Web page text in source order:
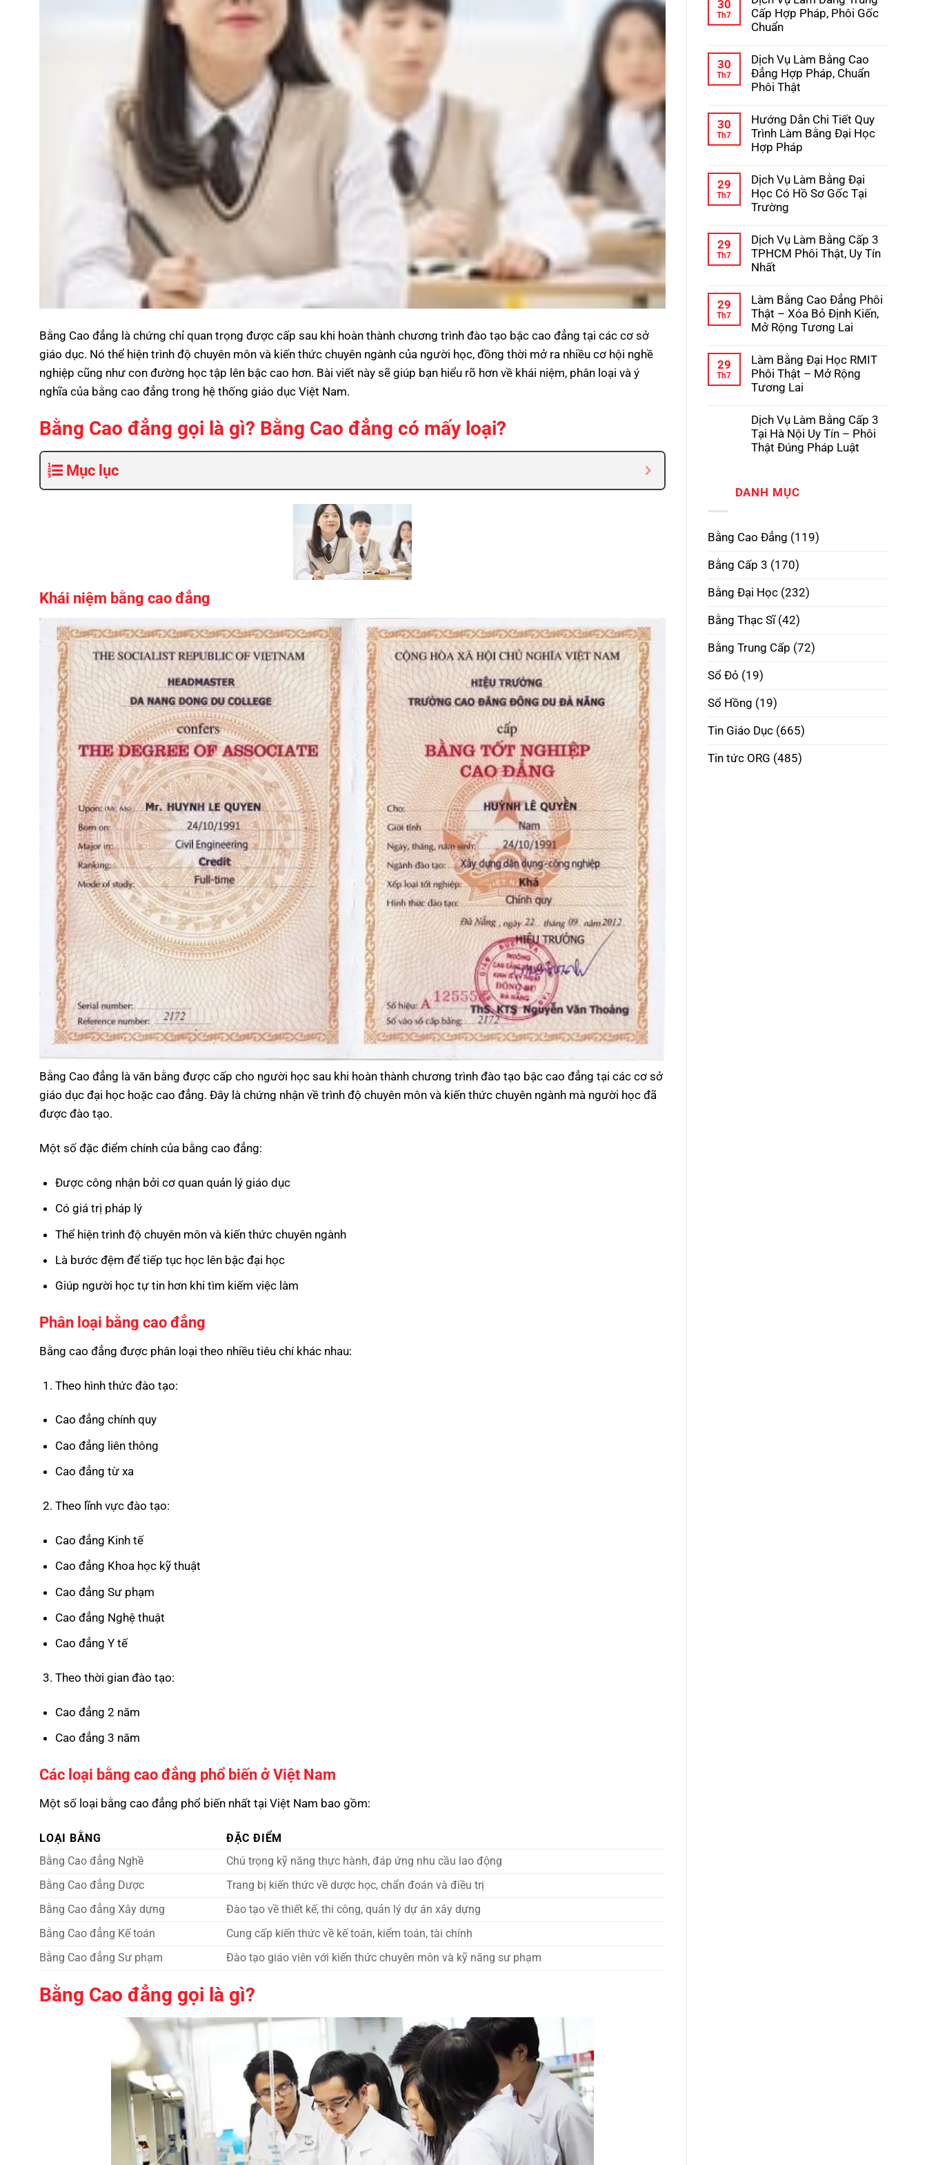
Bằng Cao đẳng là chứng chỉ quan trọng được cấp sau khi hoàn thành chương trình đào tạo bậc cao đẳng tại các cơ sở
giáo dục. Nó thể hiện trình độ chuyên môn và kiến thức chuyên ngành của người học, đồng thời mở ra nhiều cơ hội nghề
nghiệp cũng như con đường học tập lên bậc cao hơn. Bài viết này sẽ giúp bạn hiểu rõ hơn về khái niệm, phân loại và ý
nghĩa của bằng cao đẳng trong hệ thống giáo dục Việt Nam.
Bằng Cao đẳng gọi là gì? Bằng Cao đẳng có mấy loại?
Mục lục
Khái niệm bằng cao đẳng
Bằng Cao đẳng là văn bằng được cấp cho người học sau khi hoàn thành chương trình đào tạo bậc cao đẳng tại các cơ sở
giáo dục đại học hoặc cao đẳng. Đây là chứng nhận về trình độ chuyên môn và kiến thức chuyên ngành mà người học đã
được đào tạo.
Một số đặc điểm chính của bằng cao đẳng:
Được công nhận bởi cơ quan quản lý giáo dục
Có giá trị pháp lý
Thể hiện trình độ chuyên môn và kiến thức chuyên ngành
Là bước đệm để tiếp tục học lên bậc đại học
Giúp người học tự tin hơn khi tìm kiếm việc làm
Phân loại bằng cao đẳng
Bằng cao đẳng được phân loại theo nhiều tiêu chí khác nhau:
Theo hình thức đào tạo:
Cao đẳng chính quy
Cao đẳng liên thông
Cao đẳng từ xa
Theo lĩnh vực đào tạo:
Cao đẳng Kinh tế
Cao đẳng Khoa học kỹ thuật
Cao đẳng Sư phạm
Cao đẳng Nghệ thuật
Cao đẳng Y tế
Theo thời gian đào tạo:
Cao đẳng 2 năm
Cao đẳng 3 năm
Các loại bằng cao đẳng phổ biến ở Việt Nam
Một số loại bằng cao đẳng phổ biến nhất tại Việt Nam bao gồm:
LOẠI BẰNG
ĐẶC ĐIỂM
Bằng Cao đẳng Nghề
Chú trọng kỹ năng thực hành, đáp ứng nhu cầu lao động
Bằng Cao đẳng Dược
Trang bị kiến thức về dược học, chẩn đoán và điều trị
Bằng Cao đẳng Xây dựng
Đào tạo về thiết kế, thi công, quản lý dự án xây dựng
Bằng Cao đẳng Kế toán
Cung cấp kiến thức về kế toán, kiểm toán, tài chính
Bằng Cao đẳng Sư phạm
Đào tạo giáo viên với kiến thức chuyên môn và kỹ năng sư phạm
Bằng Cao đẳng gọi là gì?
Học
–
Kinh
Lừa
Đảo
luận
ở
Hướng
Tiết
Quy
Trình
Làm
3
Hợp
Pháp
30
Th7
Cấp Hợp Pháp, Phôi Gốc
Chuẩn
bình
luận
ở
Dịch
Bằng
Trung
Cấp
Hợp
Gốc
Chuẩn
30
Th7
Dịch Vụ Làm Bằng Cao
Đẳng Hợp Pháp, Chuẩn
Phôi Thật
bình
luận
ở
Dịch
Bằng
Cao
Đẳng
Hợp
Phôi
Thật
30
Th7
Hướng Dẫn Chi Tiết Quy
Trình Làm Bằng Đại Học
Hợp Pháp
bình
luận
ở
Hướng
Tiết
Quy
Trình
Làm
Học
Hợp
Pháp
29
Th7
Dịch Vụ Làm Bằng Đại
Học Có Hồ Sơ Gốc Tại
Trường
bình
luận
ở
Dịch
Bằng
Đại
Học
Có
Gốc
Tại
Trường
29
Th7
Dịch Vụ Làm Bằng Cấp 3
TPHCM Phôi Thật, Uy Tín
Nhất
bình
luận
ở
Dịch
Bằng
Cấp
3
TPHCM
Uy
Tín
Nhất
29
Th7
Làm Bằng Cao Đẳng Phôi
Thật – Xóa Bỏ Định Kiến,
Mở Rộng Tương Lai
bình
luận
ở
Làm
Đẳng
Phôi
Thật
Kiến,
Mở
29
Th7
Làm Bằng Đại Học RMIT
Phôi Thật – Mở Rộng
Tương Lai
bình
luận
ở
Làm
RMIT
Phôi
Rộng
Dịch Vụ Làm Bằng Cấp 3
Tại Hà Nội Uy Tín – Phôi
Thật Đúng Pháp Luật
luận
Bằng
3
Tại
Nội
Uy
–
Phôi
Đúng
Pháp
DANH MỤC
Bằng Cao Đẳng (119)
Bằng Cấp 3 (170)
Bằng Đại Học(232)
Bằng Thạc Sĩ(42)
Bằng Trung Cấp (72)
Sổ Đỏ (19)
Sổ Hồng (19)
Tin Giáo Dục(665)
Tin tức ORG (485)